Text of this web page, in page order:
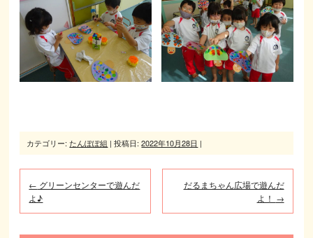
カテゴリー:たんぽぽ組 | 投稿日:2022年10月28日 |
← グリーンセンターで遊んだ
よ♪
だるまちゃん広場で遊んだ
よ！ →